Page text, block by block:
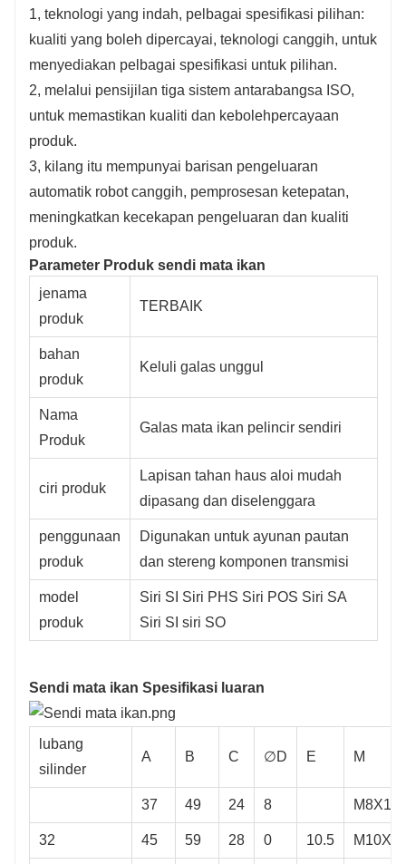
gas yang kuat, kecekapan tinggi, stabil dan
tahan lama dan tiada kebocoran udara.
1, teknologi yang indah, pelbagai spesifikasi pilihan:
kualiti yang boleh dipercayai, teknologi canggih, untuk
menyediakan pelbagai spesifikasi untuk pilihan.
2, melalui pensijilan tiga sistem antarabangsa ISO,
untuk memastikan kualiti dan kebolehpercayaan
produk.
3, kilang itu mempunyai barisan pengeluaran
automatik robot canggih, pemprosesan ketepatan,
meningkatkan kecekapan pengeluaran dan kualiti
produk.
Parameter Produk sendi mata ikan
jenama
produk
TERBAIK
bahan
produk
Keluli galas unggul
Nama
Produk
Galas mata ikan pelincir sendiri
ciri produk
Lapisan tahan haus aloi mudah
dipasang dan diselenggara
penggunaan
produk
Digunakan untuk ayunan pautan
dan stereng komponen transmisi
model
produk
Siri SI Siri PHS Siri POS Siri SA
Siri SI siri SO
Sendi mata ikan Spesifikasi luaran
lubang
silinder
A B C ∅D E M
37 49 24 8
32 45 59 28 0 10.5